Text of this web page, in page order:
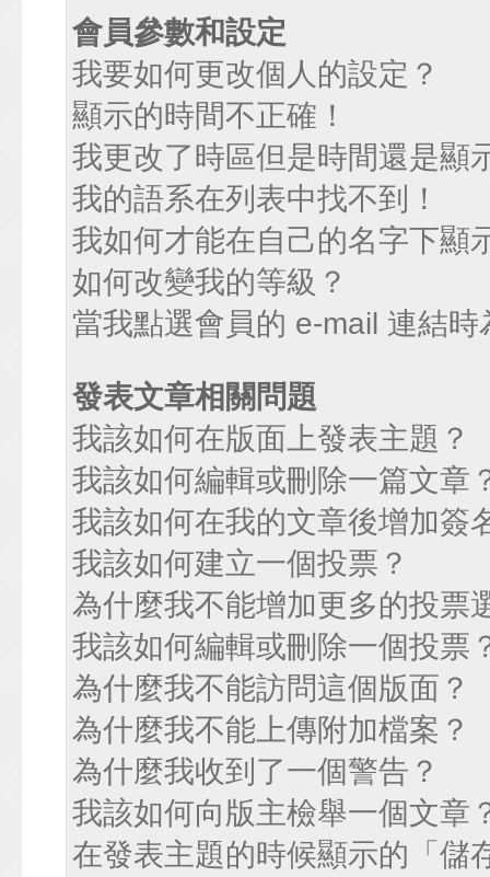
會員參數和設定
我要如何更改個人的設定？
顯示的時間不正確！
我更改了時區但是時間還是顯
我的語系在列表中找不到！
我如何才能在自己的名字下顯
如何改變我的等級？
當我點選會員的 e-mail 連結
發表文章相關問題
我該如何在版面上發表主題？
我該如何編輯或刪除一篇文章
我該如何在我的文章後增加簽
我該如何建立一個投票？
為什麼我不能增加更多的投票
我該如何編輯或刪除一個投票
為什麼我不能訪問這個版面？
為什麼我不能上傳附加檔案？
為什麼我收到了一個警告？
我該如何向版主檢舉一個文章
在發表主題的時候顯示的「儲